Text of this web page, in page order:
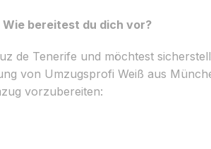
bereitest du dich vor?
de Tenerife und möchtest
von Umzugsprofi Weiß aus
vorzubereiten: